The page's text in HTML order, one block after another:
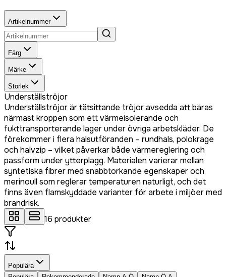
Artikelnummer
Färg
Märke
Storlek
Underställströjor
Underställströjor är tätsittande tröjor avsedda att bäras
närmast kroppen som ett värmeisolerande och
fukttransporterande lager under övriga arbetskläder. De
förekommer i flera halsutföranden – rundhals, polokrage
och halvzip – vilket påverkar både värmereglering och
passform under ytterplagg. Materialen varierar mellan
syntetiska fibrer med snabbtorkande egenskaper och
merinoull som reglerar temperaturen naturligt, och det
finns även flamskyddade varianter för arbete i miljöer med
brandrisk.
16 produkter
Populära